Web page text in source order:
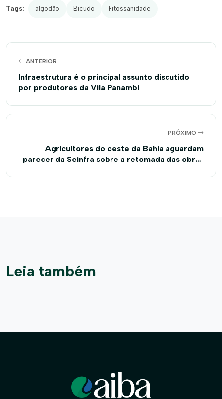
Tags: algodão Bicudo Fitossanidade
ANTERIOR
Infraestrutura é o principal assunto discutido
por produtores da Vila Panambi
PRÓXIMO
Agricultores do oeste da Bahia aguardam
parecer da Seinfra sobre a retomada das obras
Leia também